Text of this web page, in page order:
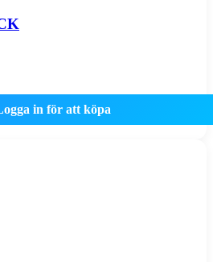
in för att köpa